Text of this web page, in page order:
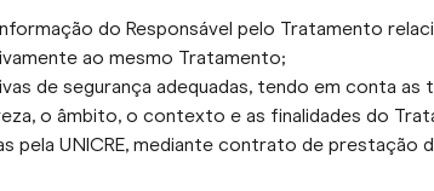
do Responsável pelo Tratamento
ao mesmo Tratamento;
de segurança adequadas, tendo em conta
o âmbito, o contexto e as finalidades do
UNICRE, mediante contrato de prestação